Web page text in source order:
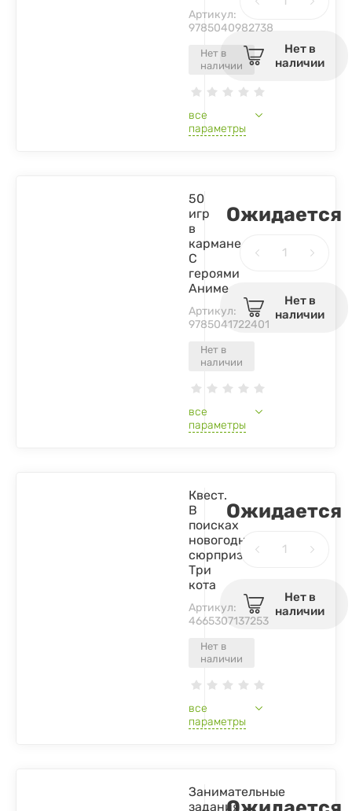
Нет в
наличии
Артикул:
9785040982738
все
параметры
Нет в
наличии
Нет в
наличии
50
игр
в
кармане.
С
героями
Аниме
Артикул:
9785041722401
все
параметры
Ожидается
Нет в
наличии
Нет в
наличии
Квест.
В
поисках
новогоднего
сюрприза.
Три
кота
Артикул:
4665307137253
все
параметры
Ожидается
Нет в
наличии
Занимательные
задания